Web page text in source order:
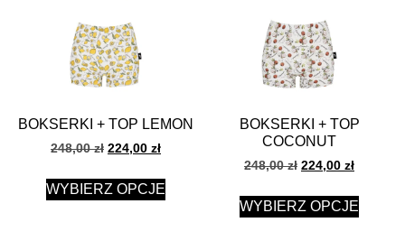
BOKSERKI + TOP LEMON
248,00zł 224,00 zł
WYBIERZ OPCJE
BOKSERKI + TOP
COCONUT
248,00zł 224,00 zł
WYBIERZ OPCJE